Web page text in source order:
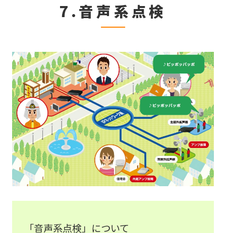
7.音声系点検
「音声系点検」について